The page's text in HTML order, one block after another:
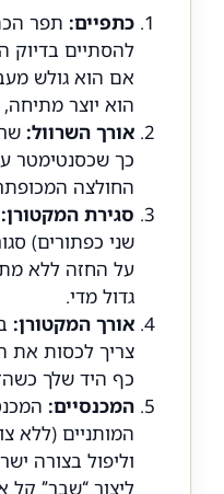
כתפיים: תפר
להסתיים בדיוק
אם הוא גולש
הוא יוצר
אורך השרוול:
כך שכסנטימטר
החולצה
סגירת המקטורן:
שני כפתורים)
גדול מדי.
אורך המקטורן:
צריך לכסות את
כף היד שלך
המכנסיים:
המותניים (ללא
וליפול בצורה